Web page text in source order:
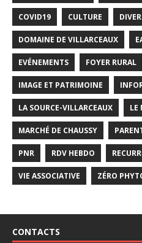
COVID19 CULTURE
DOMAINE DE VILLARCEAUX
EVÉNEMENTS FOYER RURAL
IMAGE ET PATRIMOINE
LA SOURCE-VILLARCEAUX LE
MARCHÉ DE CHAUSSY
PNR RDV HEBDO
VIE ASSOCIATIVE ZÉRO
CONTACTS